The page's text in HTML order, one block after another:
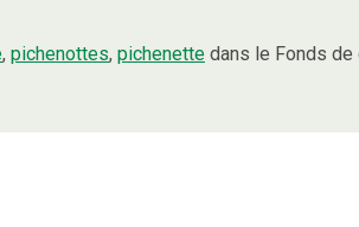
, pichenottes, pichenette dans le Fonds